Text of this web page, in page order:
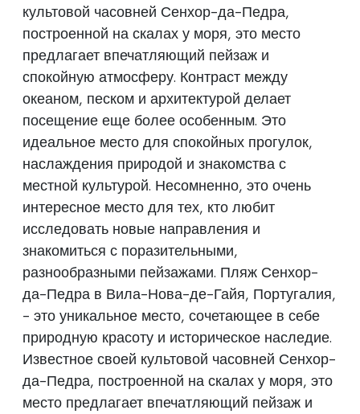
культовой часовней Сенхор-да-Педра,
построенной на скалах у моря, это место
предлагает впечатляющий пейзаж и
спокойную атмосферу. Контраст между
океаном, песком и архитектурой делает
посещение еще более особенным. Это
идеальное место для спокойных прогулок,
наслаждения природой и знакомства с
местной культурой. Несомненно, это очень
интересное место для тех, кто любит
исследовать новые направления и
знакомиться с поразительными,
разнообразными пейзажами. Пляж Сенхор-
да-Педра в Вила-Нова-де-Гайя, Португалия,
- это уникальное место, сочетающее в себе
природную красоту и историческое наследие.
Известное своей культовой часовней Сенхор-
да-Педра, построенной на скалах у моря, это
место предлагает впечатляющий пейзаж и